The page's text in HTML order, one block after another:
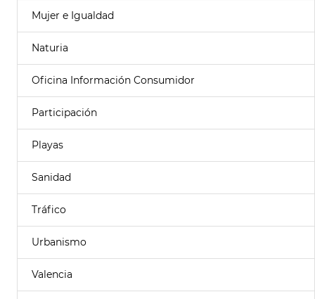
Mujer e Igualdad
Naturia
Oficina Información Consumidor
Participación
Playas
Sanidad
Tráfico
Urbanismo
Valencia